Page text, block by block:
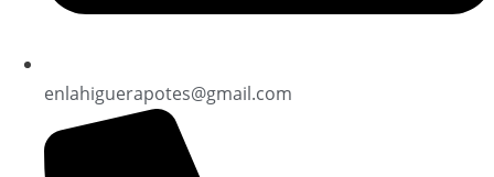
enlahiguerapotes@gmail.com